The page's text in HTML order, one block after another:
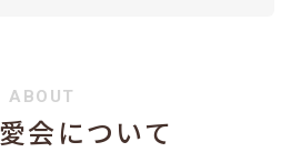
ABOUT
会について